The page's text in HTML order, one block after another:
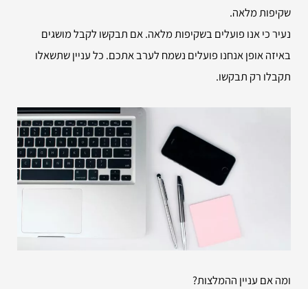
שקיפות מלאה.
נעיר כי אנו פועלים בשקיפות מלאה. אם תבקשו לקבל מושגים
באיזה אופן אנחנו פועלים נשמח לערב אתכם. כל עניין שתשאלו
תקבלו רק תבקשו.
ומה אם עניין ההמלצות?